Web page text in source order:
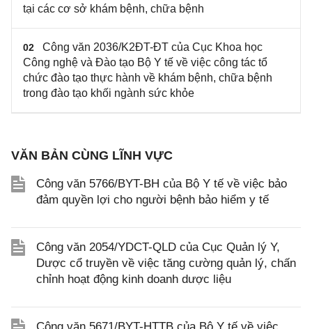
tại các cơ sở khám bệnh, chữa bệnh
02
Công văn 2036/K2ĐT-ĐT của Cục Khoa học
Công nghệ và Đào tạo Bộ Y tế về việc công tác tổ
chức đào tạo thực hành về khám bệnh, chữa bệnh
trong đào tạo khối ngành sức khỏe
VĂN BẢN CÙNG LĨNH VỰC
Công văn 5766/BYT-BH của Bộ Y tế về việc bảo
đảm quyền lợi cho người bệnh bảo hiểm y tế
Công văn 2054/YDCT-QLD của Cục Quản lý Y,
Dược cổ truyền về việc tăng cường quản lý, chấn
chỉnh hoạt động kinh doanh dược liệu